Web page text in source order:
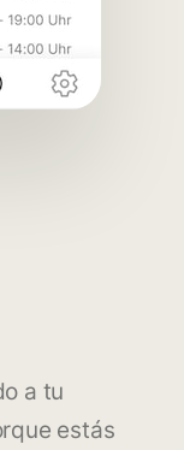
a tu
estás